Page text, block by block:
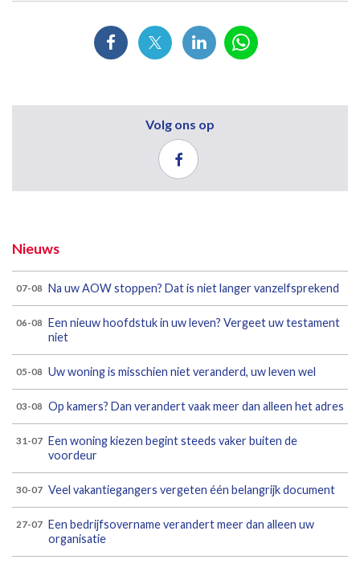
Volg ons op
Nieuws
07-08 Na uw AOW stoppen? Dat is niet langer vanzelfsprekend
06-08
Een nieuw hoofdstuk in uw leven? Vergeet uw testament
niet
05-08 Uw woning is misschien niet veranderd, uw leven wel
03-08 Op kamers? Dan verandert vaak meer dan alleen het adres
31-07 Een woning kiezen begint steeds vaker buiten de
voordeur
30-07 Veel vakantiegangers vergeten één belangrijk document
27-07 Een bedrijfsovername verandert meer dan alleen uw
organisatie